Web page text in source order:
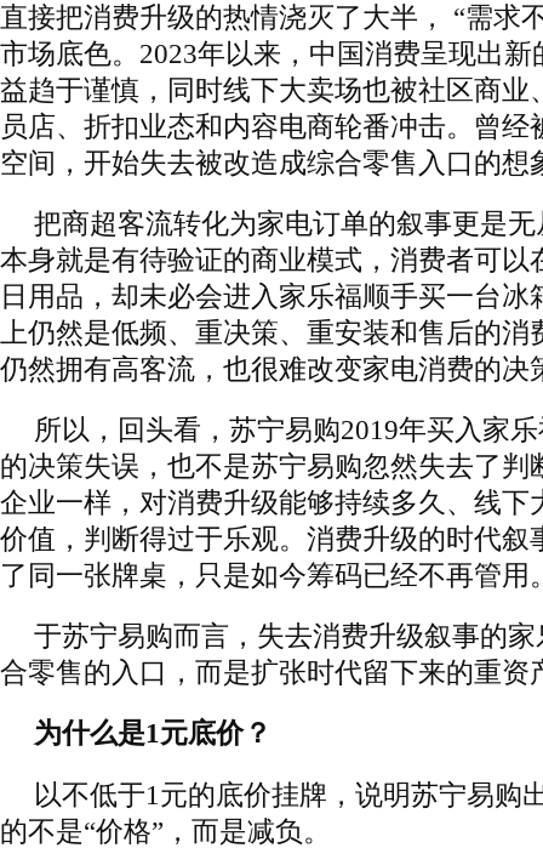
直接把消费升级的热情浇灭了大半， “需求
市场底色。2023年以来，中国消费呈现出
益趋于谨慎，同时线下大卖场也被社区商业
员店、折扣业态和内容电商轮番冲击。曾经
空间，开始失去被改造成综合零售入口的想
把商超客流转化为家电订单的叙事更是
本身就是有待验证的商业模式，消费者可以
日用品，却未必会进入家乐福顺手买一台冰
上仍然是低频、重决策、重安装和售后的
仍然拥有高客流，也很难改变家电消费的决
所以，回头看，苏宁易购2019年买入家
的决策失误，也不是苏宁易购忽然失去了判
企业一样，对消费升级能够持续多久、线下
价值，判断得过于乐观。消费升级的时代叙
了同一张牌桌，只是如今筹码已经不再管用
于苏宁易购而言，失去消费升级叙事的
合零售的入口，而是扩张时代留下来的重资
为什么是1元底价？
以不低于1元的底价挂牌，说明苏宁易购
的不是“价格”，而是减负。